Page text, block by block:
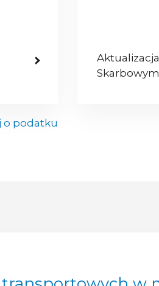
o podatku
Skarbowym